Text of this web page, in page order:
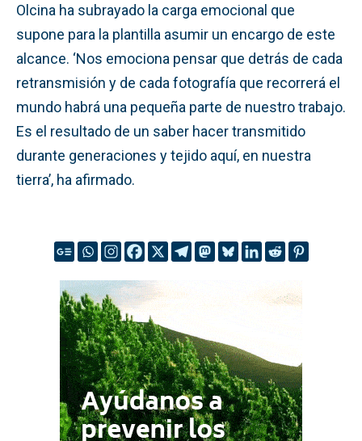
Olcina ha subrayado la carga emocional que
supone para la plantilla asumir un encargo de este
alcance. ‘Nos emociona pensar que detrás de cada
retransmisión y de cada fotografía que recorrerá el
mundo habrá una pequeña parte de nuestro trabajo.
Es el resultado de un saber hacer transmitido
durante generaciones y tejido aquí, en nuestra
tierra’, ha afirmado.